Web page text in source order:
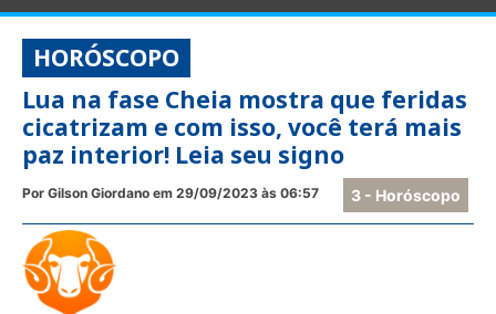
HORÓSCOPO
Lua na fase Cheia mostra que feridas
cicatrizam e com isso, você terá mais
paz interior! Leia seu signo
3 - Horóscopo
Por Gilson Giordano em 29/09/2023 às 06:57